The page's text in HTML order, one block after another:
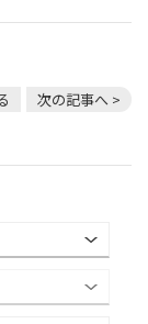
次の記事へ >